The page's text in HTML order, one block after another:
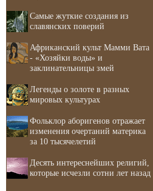
Самые жуткие создания из
славянских поверий
Африканский культ Мамми Вата
- «Хозяйки воды» и
заклинательницы змей
Легенды о золоте в разных
мировых культурах
Фольклор аборигенов отражает
изменения очертаний материка
за 10 тысячелетий
Десять интереснейших религий,
которые исчезли сотни лет назад